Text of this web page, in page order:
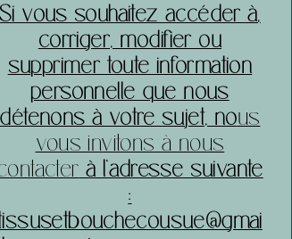
​Si vous souhaitez accéder à,
corriger, modifier ou
supprimer toute information
personnelle que nous
détenons à votre sujet, nous
vous invitons à nous
à l’adresse suivante
: